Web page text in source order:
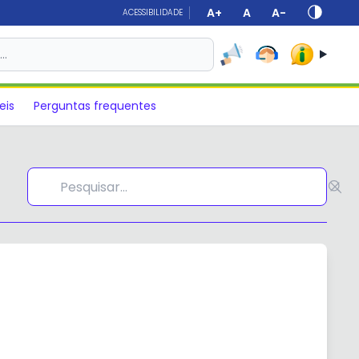
ACESSIBILIDADE A+ A A-
Perguntas frequentes